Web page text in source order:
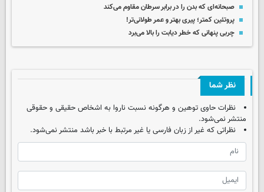
صبحانه‌ای که بدن‌ را در برابر سرطان مقاوم‌ می‌کند
پروتئین کمتر؛ پیری بهتر و عمر طولانی‌تر!
چربی پنهانی که خطر دیابت را بالا می‌برد
نظر شما
نظرات حاوی توهین و هرگونه نسبت ناروا به اشخاص حقیقی و حقوقی
منتشر نمی‌شود.
نظراتی که غیر از زبان فارسی یا غیر مرتبط با خبر باشد منتشر نمی‌شود.